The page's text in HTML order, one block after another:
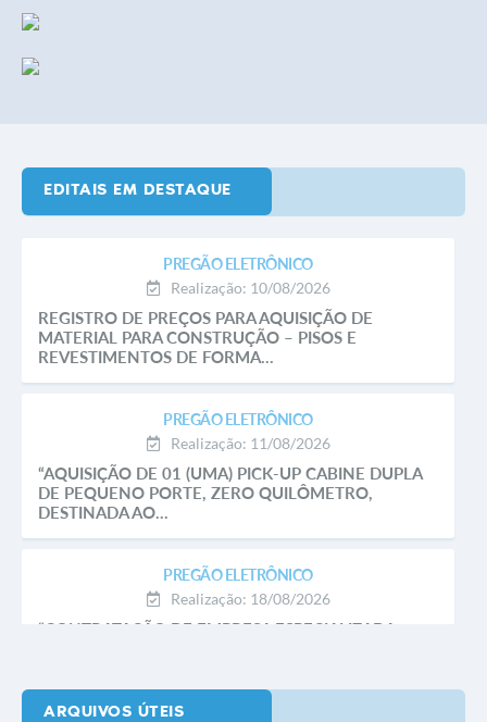
EDITAIS EM DESTAQUE
PREGÃO ELETRÔNICO
Realização: 10/08/2026
REGISTRO DE PREÇOS PARA AQUISIÇÃO DE
MATERIAL PARA CONSTRUÇÃO – PISOS E
REVESTIMENTOS DE FORMA...
PREGÃO ELETRÔNICO
Realização: 11/08/2026
“AQUISIÇÃO DE 01 (UMA) PICK-UP CABINE DUPLA
DE PEQUENO PORTE, ZERO QUILÔMETRO,
DESTINADA AO...
PREGÃO ELETRÔNICO
Realização: 18/08/2026
“CONTRATAÇÃO DE EMPRESA ESPECIALIZADA
ARQUIVOS ÚTEIS